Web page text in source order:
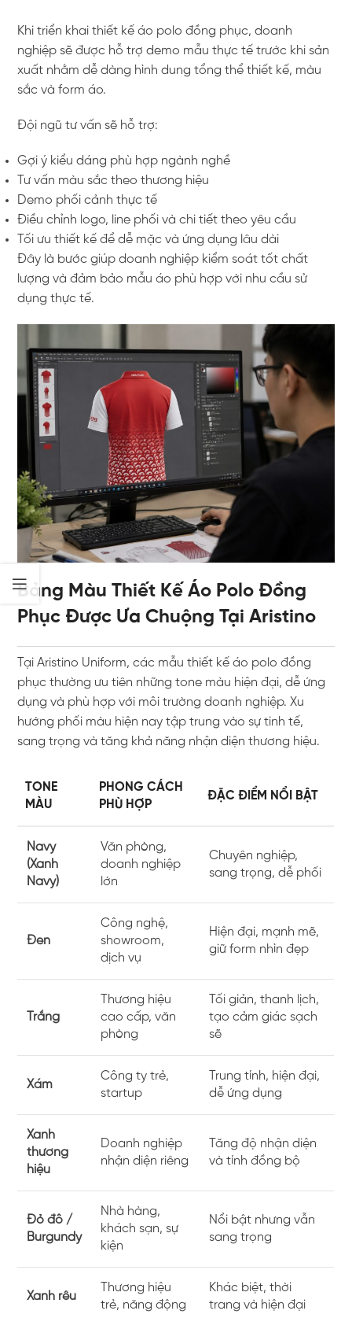
Khi triển khai thiết kế áo polo đồng phục, doanh
nghiệp sẽ được hỗ trợ demo mẫu thực tế trước khi sản
xuất nhằm dễ dàng hình dung tổng thể thiết kế, màu
sắc và form áo.
Đội ngũ tư vấn sẽ hỗ trợ:
Gợi ý kiểu dáng phù hợp ngành nghề
Tư vấn màu sắc theo thương hiệu
Demo phối cảnh thực tế
Điều chỉnh logo, line phối và chi tiết theo yêu cầu
Tối ưu thiết kế để dễ mặc và ứng dụng lâu dài
Đây là bước giúp doanh nghiệp kiểm soát tốt chất
lượng và đảm bảo mẫu áo phù hợp với nhu cầu sử
dụng thực tế.
Bảng Màu Thiết Kế Áo Polo Đồng
Phục Được Ưa Chuộng Tại Aristino
TạiAristino Uniform, các mẫu thiết kế áo polo đồng
phục thường ưu tiên những tone màu hiện đại, dễ ứng
dụng và phù hợp với môi trường doanh nghiệp. Xu
hướng phối màu hiện nay tập trung vào sự tinh tế,
sang trọng và tăng khả năng nhận diện thương hiệu.
TONE
MÀU
PHONG CÁCH
PHÙ HỢP
ĐẶC ĐIỂM NỔI BẬT
Navy
(Xanh
Navy)
Văn phòng,
doanh nghiệp
lớn
Chuyên nghiệp,
sang trọng, dễ phối
Đen
Công nghệ,
showroom,
dịch vụ
Hiện đại, mạnh mẽ,
giữ form nhìn đẹp
Trắng
Thương hiệu
cao cấp, văn
phòng
Tối giản, thanh lịch,
tạo cảm giác sạch
sẽ
Xám
Công ty trẻ,
startup
Trung tính, hiện đại,
dễ ứng dụng
Xanh
thương
hiệu
Doanh nghiệp
nhận diện riêng
Tăng độ nhận diện
và tính đồng bộ
Đỏ đô /
Burgundy
Nhà hàng,
khách sạn, sự
kiện
Nổi bật nhưng vẫn
sang trọng
Xanh rêu
Thương hiệu
trẻ, năng động
Khác biệt, thời
trang và hiện đại